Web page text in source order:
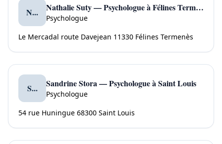
N... Nathalie Suty — Psychologue à Félines Termenès
Psychologue
Le Mercadal route Davejean 11330 Félines Termenès
S... Sandrine Stora — Psychologue à Saint Louis
Psychologue
54 rue Huningue 68300 Saint Louis